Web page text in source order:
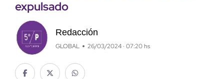
expulsado
Redacción
GLOBAL 26/03/2024 · 07:20 hs